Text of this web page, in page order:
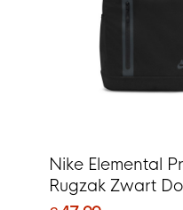
Nike Elemental
Rugzak Zwart